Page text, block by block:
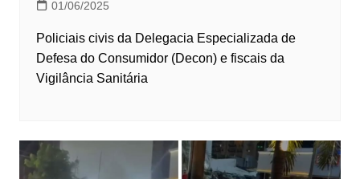
01/06/2025
Policiais civis da Delegacia Especializada de
Defesa do Consumidor (Decon) e fiscais da
Vigilância Sanitária